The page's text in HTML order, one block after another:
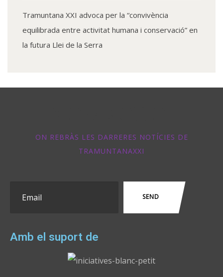
Tramuntana XXI advoca per la “convivència
equilibrada entre activitat humana i conservació” en
la futura Llei de la Serra
ON REBRÀS LES DARRERES NOTÍCIES DE
TRAMUNTANAXXI
Amb el suport de